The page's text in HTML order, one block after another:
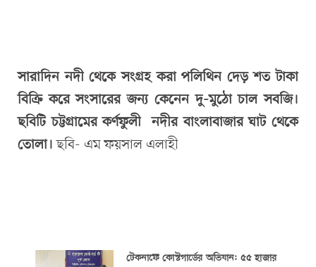
সারাদিন নদী থেকে সংগ্রহ করা পলিথিন দেড় শত টাকা
বিক্রি করে সংসারের জন্য কেনেন দু-মুঠো চাল সবজি।
ছবিটি চট্টগ্রামের কর্ণফুলী নদীর বাংলাবাজার ঘাট থেকে
তোলা।ছবি- এম ফয়সাল এলাহী
টেকনাফে কোস্টগার্ডের অভিযান: ৫৫ হাজার